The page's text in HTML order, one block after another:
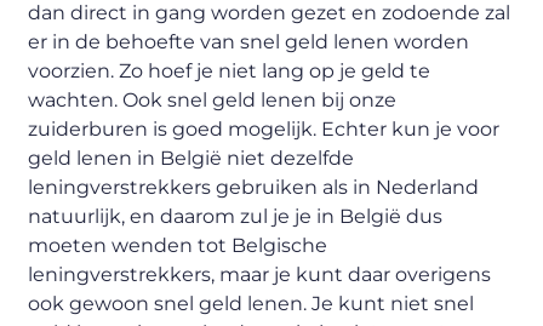
dan direct in gang worden gezet en zodoende zal
er in de behoefte van snel geld lenen worden
voorzien. Zo hoef je niet lang op je geld te
wachten. Ook snel geld lenen bij onze
zuiderburen is goed mogelijk. Echter kun je voor
geld lenen in België niet dezelfde
leningverstrekkers gebruiken als in Nederland
natuurlijk, en daarom zul je je in België dus
moeten wenden tot Belgische
leningverstrekkers, maar je kunt daar overigens
ook gewoon snel geld lenen. Je kunt niet snel